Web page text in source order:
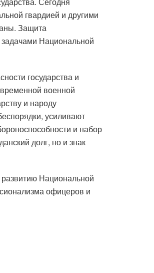
гвардией и другими
Защита
Национальной
государства и
военной
и народу
усиливают
и набор
долг, но и знак
Национальной
офицеров и